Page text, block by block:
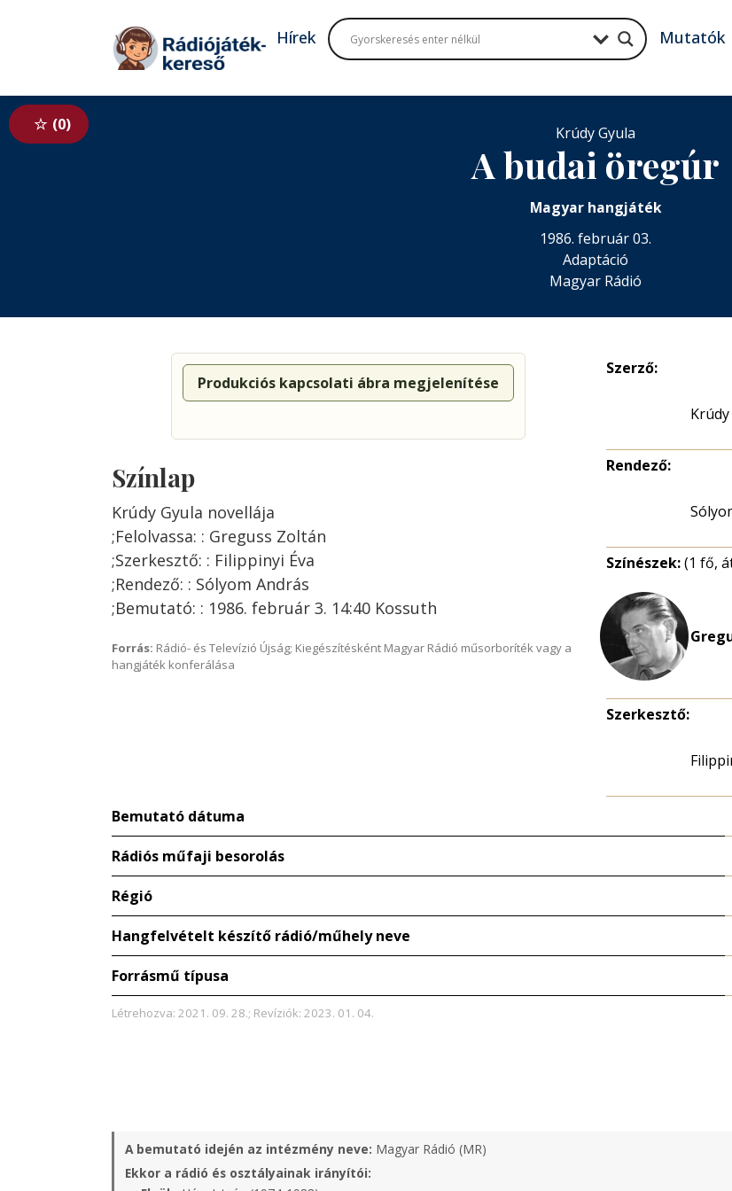
Tovább a tartalomhoz
Hírek Mutatók
0 Krúdy Gyula
A budai öregúr
Magyar hangjáték
1986. február 03.
Adaptáció
Magyar Rádió
Produkciós kapcsolati ábra megjelenítése
Színlap
Krúdy Gyula novellája
;Felolvassa: : Greguss Zoltán
;Szerkesztő: : Filippinyi Éva
;Rendező: : Sólyom András
;Bemutató: : 1986. február 3. 14:40 Kossuth
Forrás: Rádió- és Televízió Újság; Kiegészítésként Magyar Rádió műsorboríték vagy a
hangjáték konferálása
Szerző:
Rendező:
Színészek:(1 fő,
Szerkesztő:
Bemutató dátuma
Rádiós műfaji besorolás
Régió
Hangfelvételt készítő rádió/műhely neve
Forrásmű típusa
Létrehozva: 2021. 09. 28.; Revíziók: 2023. 01. 04.
A bemutató idején az intézmény neve: Magyar Rádió (MR)
Ekkor a rádió és osztályainak irányítói: